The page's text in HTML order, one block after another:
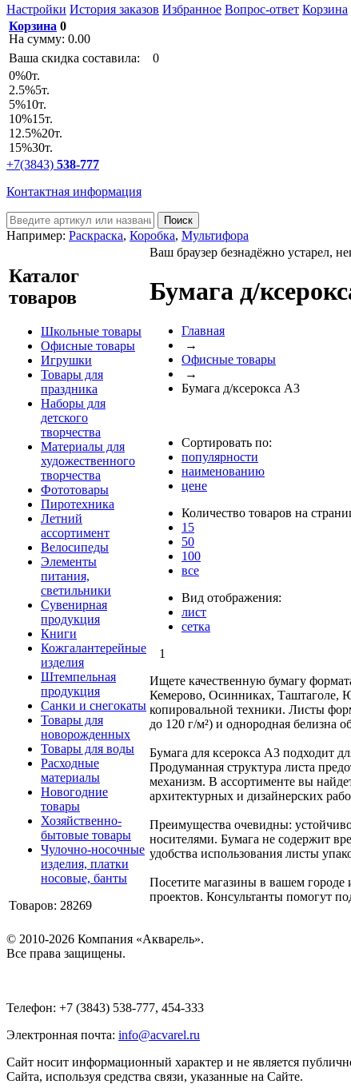
Настройки История заказов Избранное Вопрос-ответ Корзина
Корзина 0
На сумму: 0.00
Ваша скидка составила:
0
0%0т.
2.5%5т.
5%10т.
10%15т.
12.5%20т.
15%30т.
+7(3843) 538-777
Контактная информация
Например: Раскраска, Коробка, Мультифора
Каталог
товаров
Школьные товары
Офисные товары
Игрушки
Товары для
праздника
Наборы для
детского
творчества
Материалы для
художественного
творчества
Фототовары
Пиротехника
Летний
ассортимент
Велосипеды
Элементы
питания,
светильники
Сувенирная
продукция
Книги
Кожгалантерейные
изделия
Штемпельная
продукция
Санки и снегокаты
Товары для
новорожденных
Товары для воды
Расходные
материалы
Новогодние
товары
Хозяйственно-
бытовые товары
Чулочно-носочные
изделия, платки
носовые, банты
Товаров: 28269
Ваш браузер безнадёжно устарел,
Бумага д/
Главная
→
Офисные товары
→
Бумага д/ксерокса А3
Сортировать по:
популярности
наименованию
цене
Количество товаров на
15
50
100
все
Вид отображения:
лист
сетка
1
Ищете качественную бумагу
Кемерово, Осинниках, Таштаголе,
копировальной техники. Листы
до 120 г/м²) и однородная белизна
Бумага для ксерокса А3 подходит
Продуманная структура листа
механизм. В ассортименте вы
архитектурных и дизайнерских
Преимущества очевидны:
носителями. Бумага не содержит
удобства использования листы
Посетите магазины в вашем городе
проектов. Консультанты помогут
© 2010-2026 Компания «Акварель».
Все права защищены.
Телефон: +7 (3843) 538-777, 454-333
Электронная почта: info@acvarel.ru
Сайт носит информационный характер и не является
Сайта, используя средства связи, указанные на Сайте.